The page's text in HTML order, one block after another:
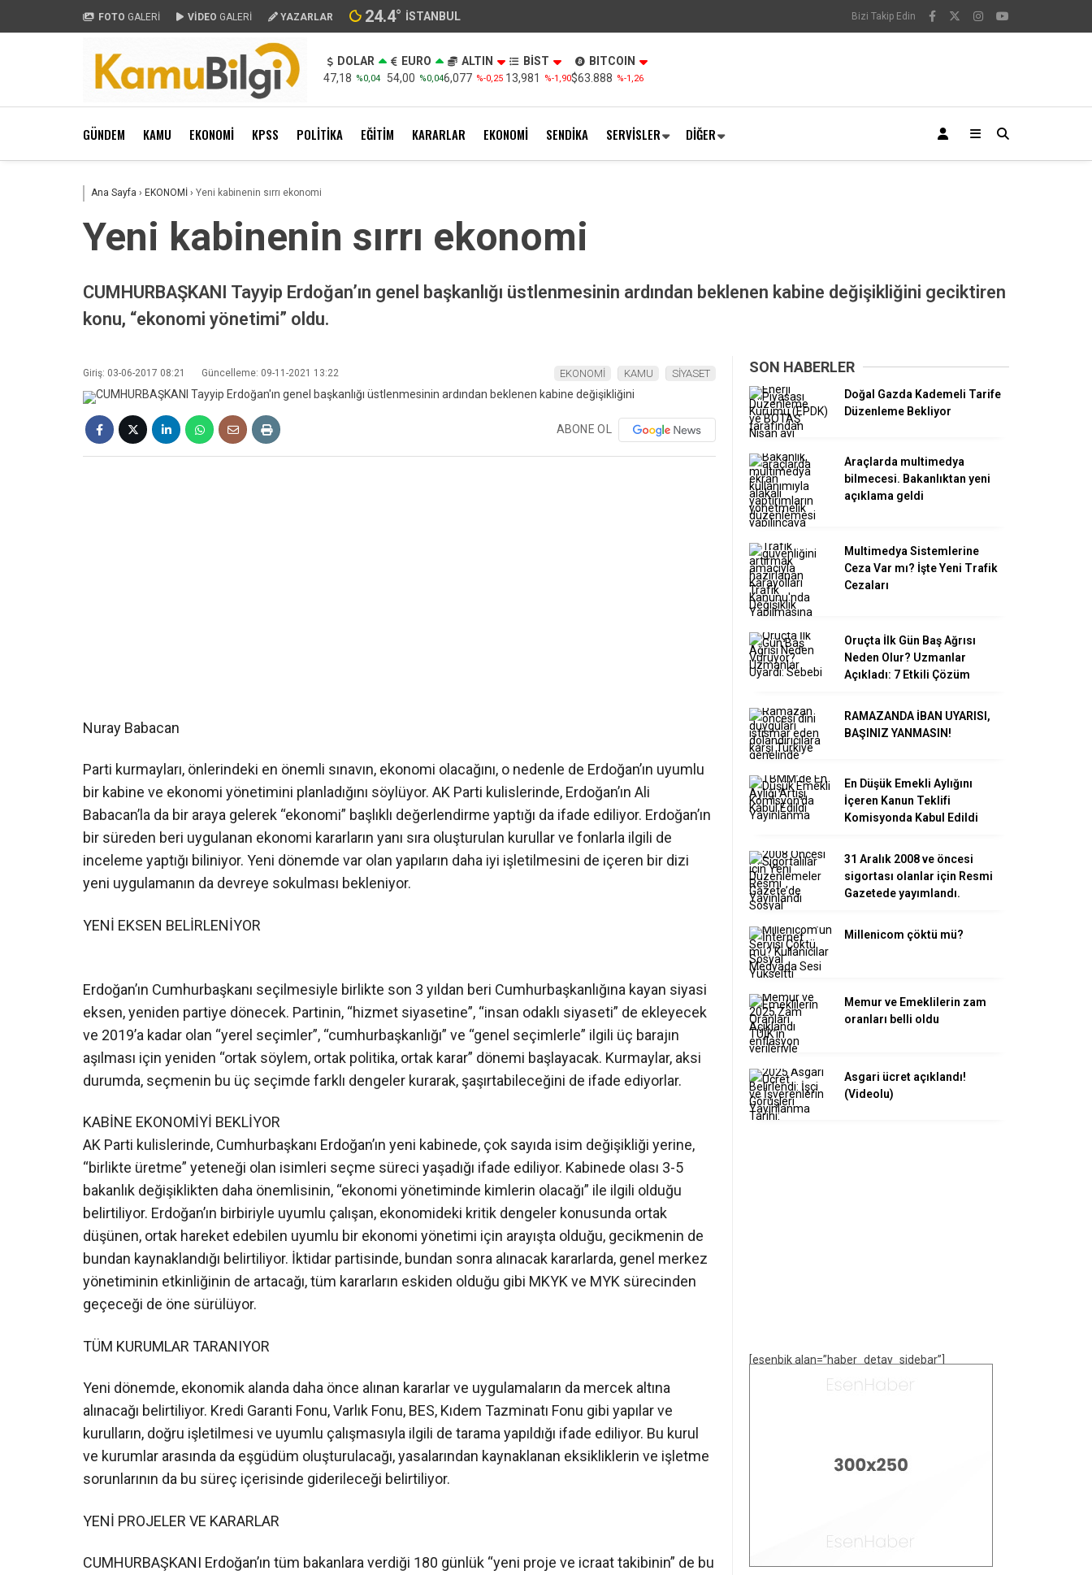
FOTO GALERİ VİDEO GALERİ YAZARLAR 24.4° İSTANBUL Bizi Takip Edin
DOLAR
47,18 %0,04
EURO
54,00 %0,04
ALTIN
6,077 %-0,25
BİST
13,981
%-1,90
BITCOIN
$63.888 %-1,26
GÜNDEM KAMU EKONOMİ KPSS POLİTİKA EĞİTİM KARARLAR EKONOMİ SENDİKA SERVİSLER DİĞER
Ana Sayfa › EKONOMİ › Yeni kabinenin sırrı ekonomi
Yeni kabinenin sırrı ekonomi
CUMHURBAŞKANI Tayyip Erdoğan’ın genel başkanlığı üstlenmesinin ardından beklenen kabine değişikliğini geciktiren
konu, “ekonomi yönetimi” oldu.
Giriş: 03-06-2017 08:21 Güncelleme: 09-11-2021 13:22 EKONOMİ KAMU SİYASET
ABONE OL
Nuray Babacan
Parti kurmayları, önlerindeki en önemli sınavın, ekonomi olacağını, o nedenle de Erdoğan’ın uyumlu
bir kabine ve ekonomi yönetimini planladığını söylüyor. AK Parti kulislerinde, Erdoğan’ın Ali
Babacan’la da bir araya gelerek “ekonomi” başlıklı değerlendirme yaptığı da ifade ediliyor. Erdoğan’ın
bir süreden beri uygulanan ekonomi kararların yanı sıra oluşturulan kurullar ve fonlarla ilgili de
inceleme yaptığı biliniyor. Yeni dönemde var olan yapıların daha iyi işletilmesini de içeren bir dizi
yeni uygulamanın da devreye sokulması bekleniyor.
YENİ EKSEN BELİRLENİYOR
Erdoğan’ın Cumhurbaşkanı seçilmesiyle birlikte son 3 yıldan beri Cumhurbaşkanlığına kayan siyasi
eksen, yeniden partiye dönecek. Partinin, “hizmet siyasetine”, “insan odaklı siyaseti” de ekleyecek
ve 2019’a kadar olan “yerel seçimler”, “cumhurbaşkanlığı” ve “genel seçimlerle” ilgili üç barajın
aşılması için yeniden “ortak söylem, ortak politika, ortak karar” dönemi başlayacak. Kurmaylar, aksi
durumda, seçmenin bu üç seçimde farklı dengeler kurarak, şaşırtabileceğini de ifade ediyorlar.
KABİNE EKONOMİYİ BEKLİYOR
AK Parti kulislerinde, Cumhurbaşkanı Erdoğan’ın yeni kabinede, çok sayıda isim değişikliği yerine,
“birlikte üretme” yeteneği olan isimleri seçme süreci yaşadığı ifade ediliyor. Kabinede olası 3-5
bakanlık değişiklikten daha önemlisinin, “ekonomi yönetiminde kimlerin olacağı” ile ilgili olduğu
belirtiliyor. Erdoğan’ın birbiriyle uyumlu çalışan, ekonomideki kritik dengeler konusunda ortak
düşünen, ortak hareket edebilen uyumlu bir ekonomi yönetimi için arayışta olduğu, gecikmenin de
bundan kaynaklandığı belirtiliyor. İktidar partisinde, bundan sonra alınacak kararlarda, genel merkez
yönetiminin etkinliğinin de artacağı, tüm kararların eskiden olduğu gibi MKYK ve MYK sürecinden
geçeceği de öne sürülüyor.
TÜM KURUMLAR TARANIYOR
Yeni dönemde, ekonomik alanda daha önce alınan kararlar ve uygulamaların da mercek altına
alınacağı belirtiliyor. Kredi Garanti Fonu, Varlık Fonu, BES, Kıdem Tazminatı Fonu gibi yapılar ve
kurulların, doğru işletilmesi ve uyumlu çalışmasıyla ilgili de tarama yapıldığı ifade ediliyor. Bu kurul
ve kurumlar arasında da eşgüdüm oluşturulacağı, yasalarından kaynaklanan eksikliklerin ve işletme
sorunlarının da bu süreç içerisinde giderileceği belirtiliyor.
YENİ PROJELER VE KARARLAR
CUMHURBAŞKANI Erdoğan’ın tüm bakanlara verdiği 180 günlük “yeni proje ve icraat takibinin” de bu
SON HABERLER
Doğal Gazda Kademeli Tarife
Düzenleme Bekliyor
Araçlarda multimedya
bilmecesi. Bakanlıktan yeni
açıklama geldi
Multimedya Sistemlerine
Ceza Var mı? İşte Yeni Trafik
Cezaları
Oruçta İlk Gün Baş Ağrısı
Neden Olur? Uzmanlar
Açıkladı: 7 Etkili Çözüm
RAMAZANDA İBAN UYARISI,
BAŞINIZ YANMASIN!
En Düşük Emekli Aylığını
İçeren Kanun Teklifi
Komisyonda Kabul Edildi
31 Aralık 2008 ve öncesi
sigortası olanlar için Resmi
Gazetede yayımlandı.
Millenicom çöktü mü?
Memur ve Emeklilerin zam
oranları belli oldu
Asgari ücret açıklandı!
(Videolu)
[esenbik alan=”haber_detay_sidebar”]